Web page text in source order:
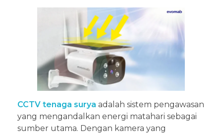
CCTV tenaga surya adalah sistem pengawasan
yang mengandalkan energi matahari sebagai
sumber utama. Dengan kamera yang